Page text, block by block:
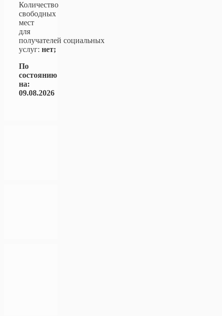
Количество
свободных
мест
для
получателей социальных
услуг: нет;
По
состоянию
на:
09.08.2026